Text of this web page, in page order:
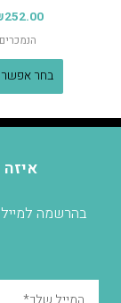
252.00
הנמכרים
בחר
בהרשמה